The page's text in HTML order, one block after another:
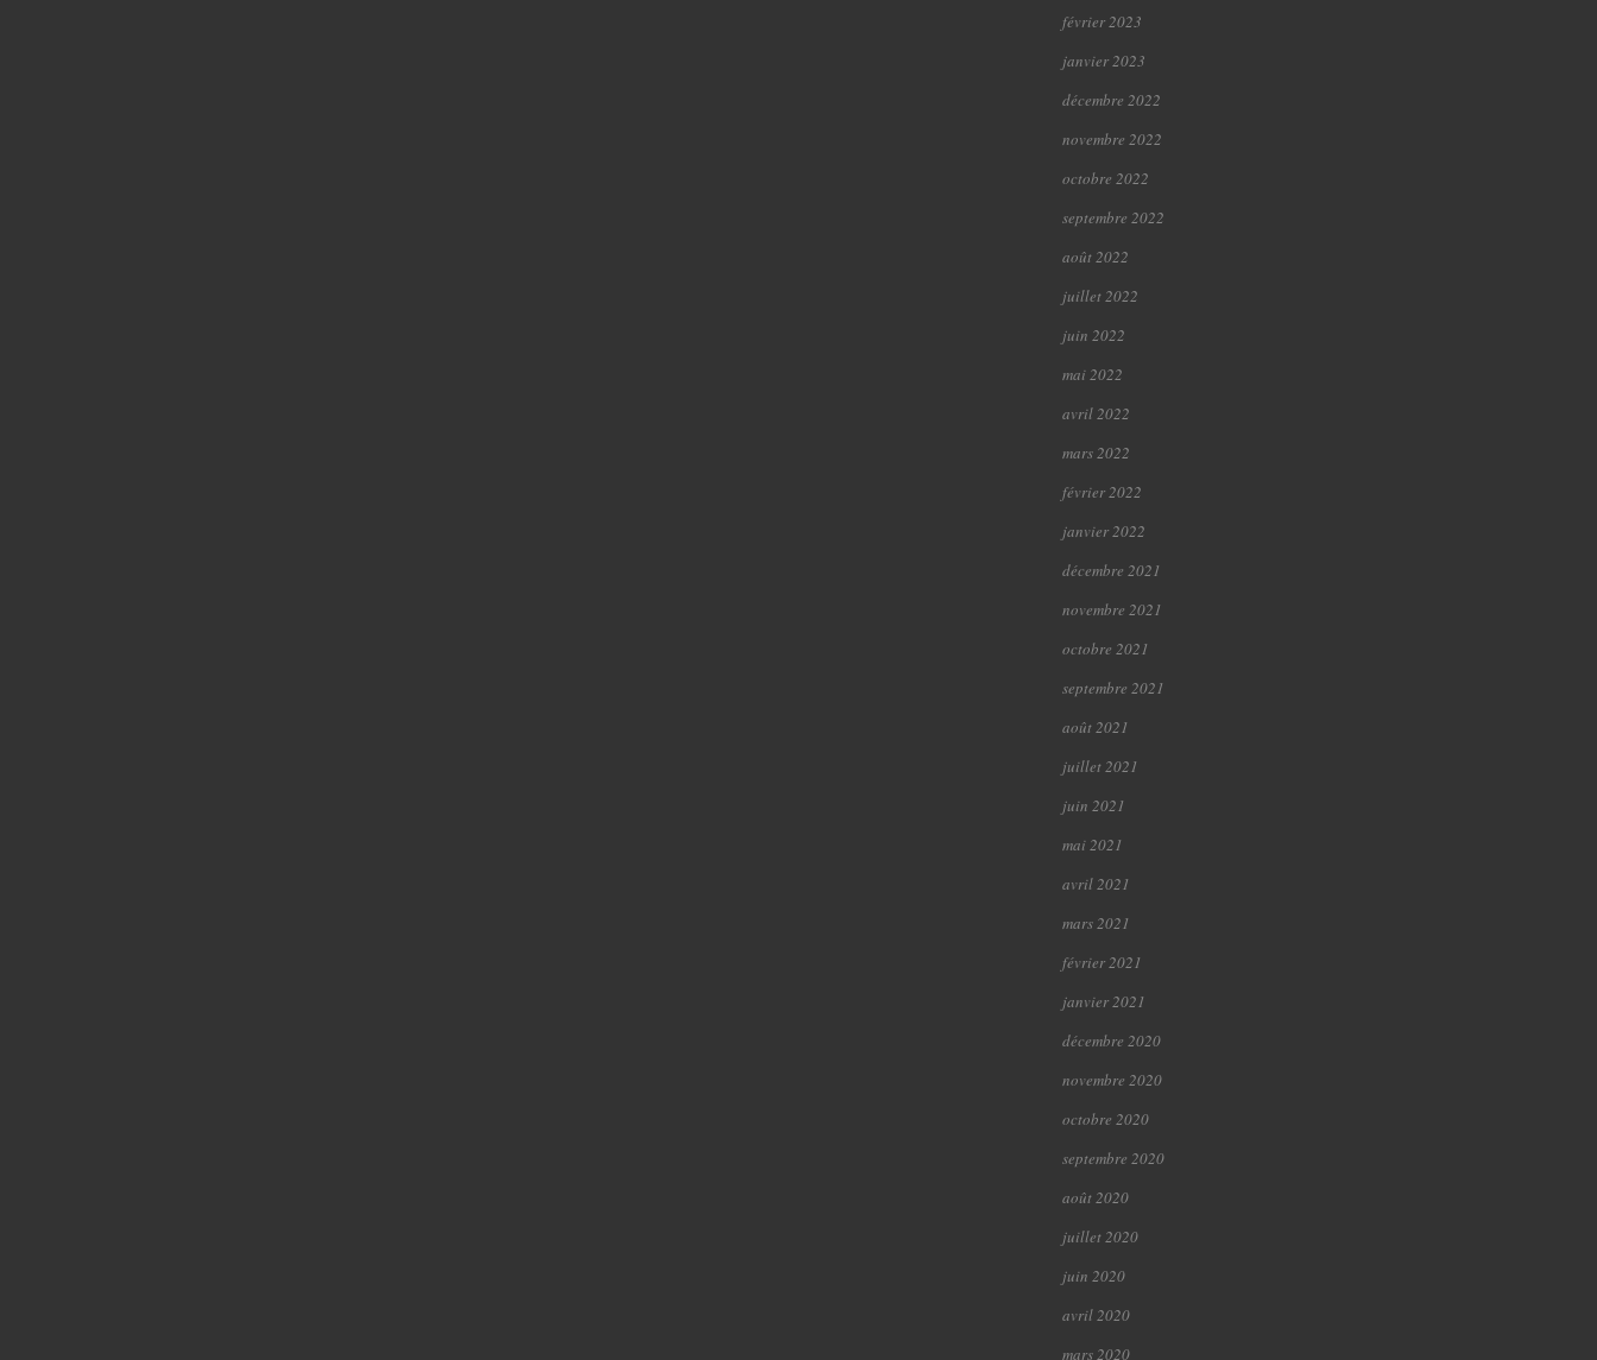
février 2023
janvier 2023
décembre 2022
novembre 2022
octobre 2022
septembre 2022
août 2022
juillet 2022
juin 2022
mai 2022
avril 2022
mars 2022
février 2022
janvier 2022
décembre 2021
novembre 2021
octobre 2021
septembre 2021
août 2021
juillet 2021
juin 2021
mai 2021
avril 2021
mars 2021
février 2021
janvier 2021
décembre 2020
novembre 2020
octobre 2020
septembre 2020
août 2020
juillet 2020
juin 2020
avril 2020
mars 2020